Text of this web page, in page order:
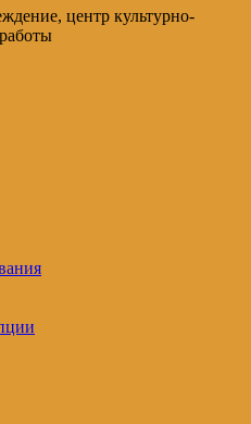
центр культурно-